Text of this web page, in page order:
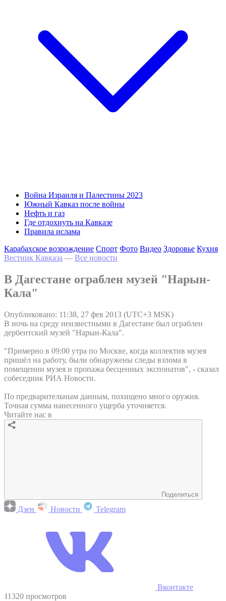
Война Израиля и Палестины 2023
Южный Кавказ после войны
Нефть и газ
Где отдохнуть на Кавказе
Правила ислама
Карабахское возрождение Спорт Фото Видео Здоровье Кухня
Вестник Кавказа — Все новости
В Дагестане ограблен музей "Нарын-
Кала"
Опубликовано: 11:38, 27 фев 2013 (UTC+3 MSK)
В ночь на среду неизвестными в Дагестане был ограблен
дербентский музей "Нарын-Кала".
"Примерно в 09:00 утра по Москве, когда коллектив музея
пришёл на работу, были обнаружены следы взлома в
помещении музея и пропажа бесценных экспонатов", - сказал
собеседник РИА Новости.
По предварительным данным, похищено много оружия.
Точная сумма нанесенного ущерба уточняется.
Читайте нас в
Поделиться
Дзен Новости Telegram
Вконтакте
11320 просмотров